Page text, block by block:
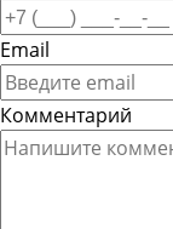
Email
Комментарий